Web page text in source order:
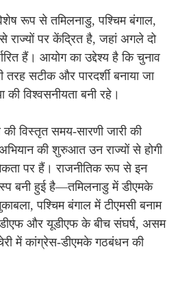
रूप से तमिलनाडु, पश्चिम बंगाल,
पर केंद्रित है, जहां अगले दो
हैं। आयोग का उद्देश्य है कि चुनाव
सटीक और पारदर्शी बनाया जा
विश्वसनीयता बनी रहे।
विस्तृत समय-सारणी जारी की
की शुरुआत उन राज्यों से होगी
पर हैं। राजनीतिक रूप से इन
बनी हुई है—तमिलनाडु में डीएमके
पश्चिम बंगाल में टीएमसी बनाम
और यूडीएफ के बीच संघर्ष, असम
में कांग्रेस-डीएमके गठबंधन की